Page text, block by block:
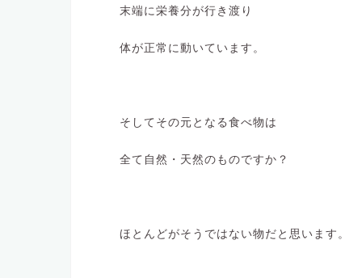
末端に栄養分が行き渡り
体が正常に動いています。
そしてその元となる食べ物は
全て自然・天然のものですか？
ほとんどがそうではない物だと思います。